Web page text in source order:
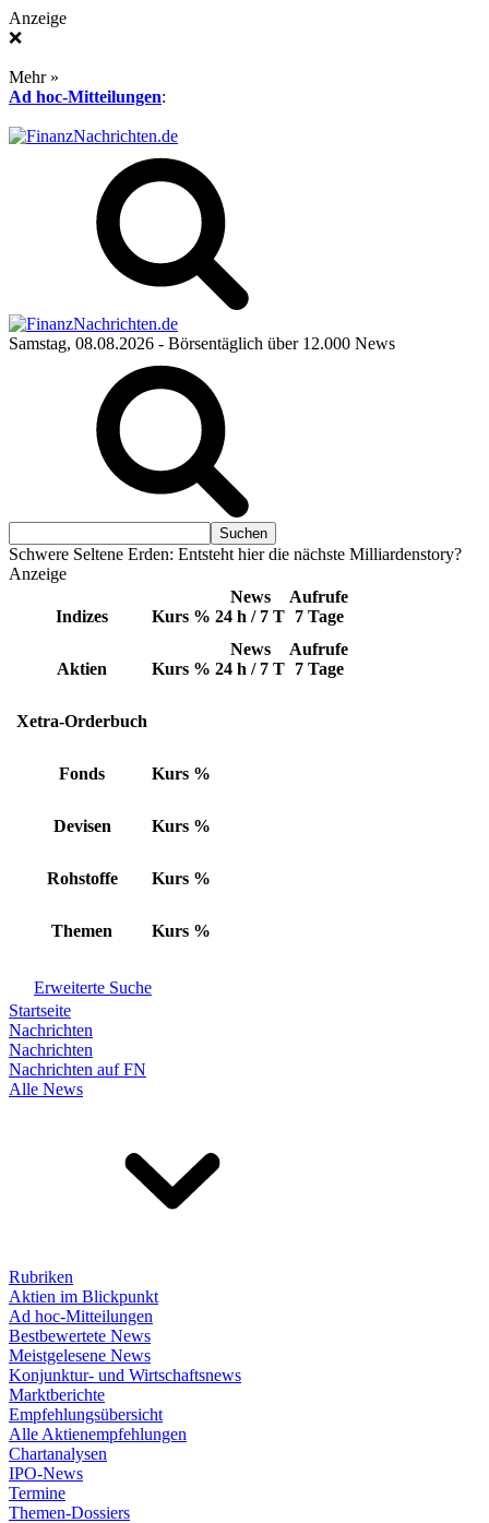
Anzeige
❌
Mehr »
Ad hoc-Mitteilungen:
Samstag, 08.08.2026 - Börsentäglich über 12.000 News
Schwere Seltene Erden: Entsteht hier die nächste Milliardenstory?
Anzeige
Indizes Kurs %
News
24 h / 7 T
Aufrufe
7 Tage
Aktien Kurs %
News
24 h / 7 T
Aufrufe
7 Tage
Xetra-Orderbuch
Fonds Kurs %
Devisen Kurs %
Rohstoffe Kurs %
Themen Kurs %
Erweiterte Suche
Startseite
Nachrichten
Nachrichten
Nachrichten auf FN
Alle News
Rubriken
Aktien im Blickpunkt
Ad hoc-Mitteilungen
Bestbewertete News
Meistgelesene News
Konjunktur- und Wirtschaftsnews
Marktberichte
Empfehlungsübersicht
Alle Aktienempfehlungen
Chartanalysen
IPO-News
Termine
Themen-Dossiers